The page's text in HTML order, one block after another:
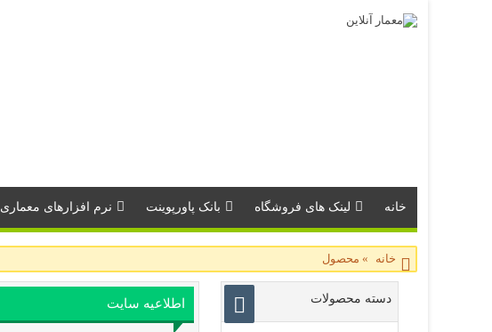
خانه لینک های فروشگاه بانک پاورپوینت نرم افزارهای معماری
خانه » محصول
اطلاعیه سایت دسته محصولات